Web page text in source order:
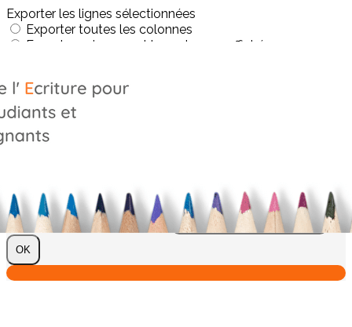
Exporter les lignes sélectionnées
Exporter toutes les colonnes
Exporter uniquement les colonnes affichées
?>
Images de la page d'accueil
Cliquez pour éditer
Cliquez pour éditer
Je m'abonne à la newsletter
OK